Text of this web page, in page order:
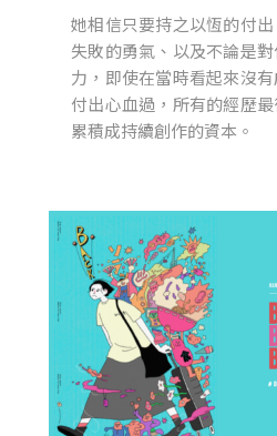
她相信只要持之以恆的付
失敗的勇氣、以及不論是
力，即使在當時看起來沒
付出心血過，所有的經歷
累積成持續創作的資本。